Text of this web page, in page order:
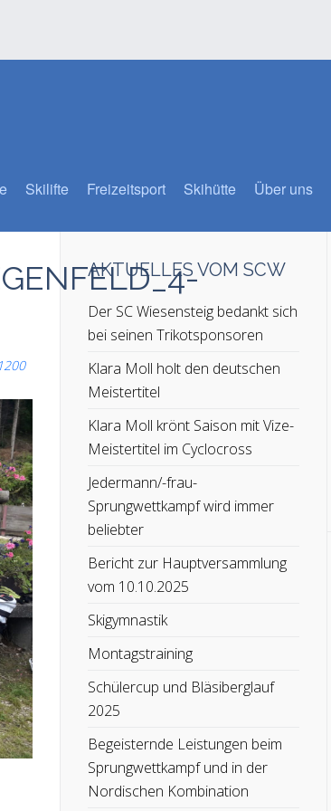
Skilifte Freizeitsport Skihütte Über uns
AKTUELLES VOM SCW
Der SC Wiesensteig bedankt sich
bei seinen Trikotsponsoren
Klara Moll holt den deutschen
Meistertitel
Klara Moll krönt Saison mit Vize-
Meistertitel im Cyclocross
Jedermann/-frau-
Sprungwettkampf wird immer
beliebter
Bericht zur Hauptversammlung
vom 10.10.2025
Skigymnastik
Montagstraining
Schülercup und Bläsiberglauf
2025
Begeisternde Leistungen beim
Sprungwettkampf und in der
Nordischen Kombination